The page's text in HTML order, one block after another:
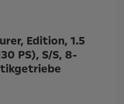
Edition, 1.5
PS), S/S, 8-